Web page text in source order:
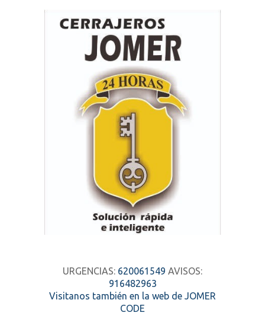
URGENCIAS: 620061549 AVISOS:
916482963
Visitanos también en la web de JOMER
CODE